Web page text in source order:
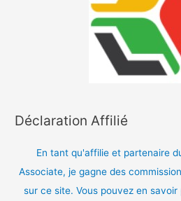
Déclaration Affilié
En tant qu'affilie et partenaire
Associate, je gagne des
sur ce site. Vous pouvez en